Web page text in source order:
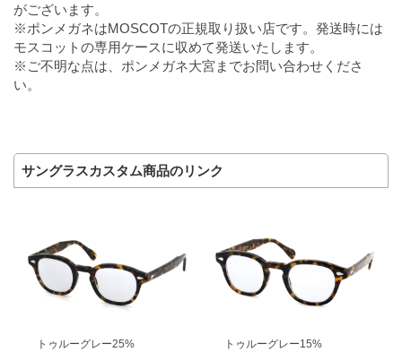
がございます。
※ポンメガネはMOSCOTの正規取り扱い店です。発送時には
モスコットの専用ケースに収めて発送いたします。
※ご不明な点は、ポンメガネ大宮までお問い合わせくださ
い。
サングラスカスタム商品のリンク
トゥルーグレー25%
トゥルーグレー15%